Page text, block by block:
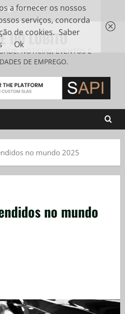
Agosto, 2026
DO LOBITO
NOTÍCIAS, EVENTOS E
DE EMPREGO.
no mundo 2025
no mundo
a fornecer os nossos
serviços, concorda
de cookies. Saber
Ok